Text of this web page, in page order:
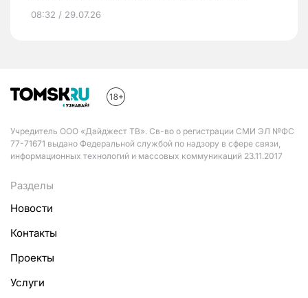
08:32 / 29.07.26
Учредитель ООО «Дайджест ТВ». Св-во о регистрации СМИ ЭЛ №ФС
77-71671 выдано Федеральной службой по надзору в сфере связи,
информационных технологий и массовых коммуникаций 23.11.2017
Разделы
Новости
Контакты
Проекты
Услуги